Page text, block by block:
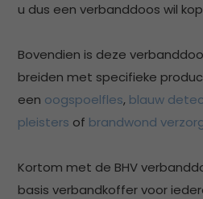
u dus een verbanddoos wil
Bovendien is deze
breiden met specifieke
een oogspoelfles, blauw
pleisters of brandwond
Kortom met de BHV
basis verbandkoffer voor